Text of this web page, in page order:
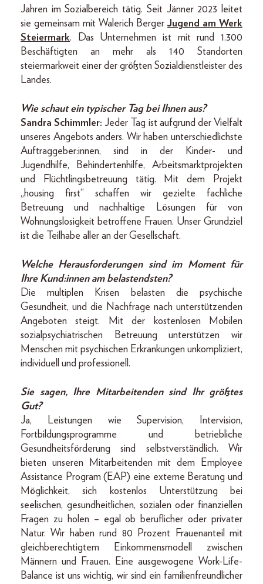
Jahren im Sozialbereich tätig. Seit Jänner 2023 leitet
sie gemeinsam mit Walerich Berger Jugend am Werk
Steiermark. Das Unternehmen ist mit rund 1.300
Beschäftigten an mehr als 140 Standorten
steiermarkweit einer der größten Sozialdienstleister des
Landes.
Wie schaut ein typischer Tag bei Ihnen aus?
Sandra Schimmler: Jeder Tag ist aufgrund der Vielfalt
unseres Angebots anders. Wir haben unterschiedlichste
Auftraggeber:innen, sind in der Kinder- und
Jugendhilfe, Behindertenhilfe, Arbeitsmarktprojekten
und Flüchtlingsbetreuung tätig. Mit dem Projekt
„housing first“ schaffen wir gezielte fachliche
Betreuung und nachhaltige Lösungen für von
Wohnungslosigkeit betroffene Frauen. Unser Grundziel
ist die Teilhabe aller an der Gesellschaft.
Welche Herausforderungen sind im Moment für
Ihre Kund:innen am belastendsten?
Die multiplen Krisen belasten die psychische
Gesundheit, und die Nachfrage nach unterstützenden
Angeboten steigt. Mit der kostenlosen Mobilen
sozialpsychiatrischen Betreuung unterstützen wir
Menschen mit psychischen Erkrankungen unkompliziert,
individuell und professionell.
Sie sagen, Ihre Mitarbeitenden sind Ihr größtes
Gut?
Ja, Leistungen wie Supervision, Intervision,
Fortbildungsprogramme und betriebliche
Gesundheitsförderung sind selbstverständlich. Wir
bieten unseren Mitarbeitenden mit dem Employee
Assistance Program (EAP) eine externe Beratung und
Möglichkeit, sich kostenlos Unterstützung bei
seelischen, gesundheitlichen, sozialen oder finanziellen
Fragen zu holen – egal ob beruflicher oder privater
Natur. Wir haben rund 80 Prozent Frauenanteil mit
gleichberechtigtem Einkommensmodell zwischen
Männern und Frauen. Eine ausgewogene Work-Life-
Balance ist uns wichtig, wir sind ein familienfreundlicher